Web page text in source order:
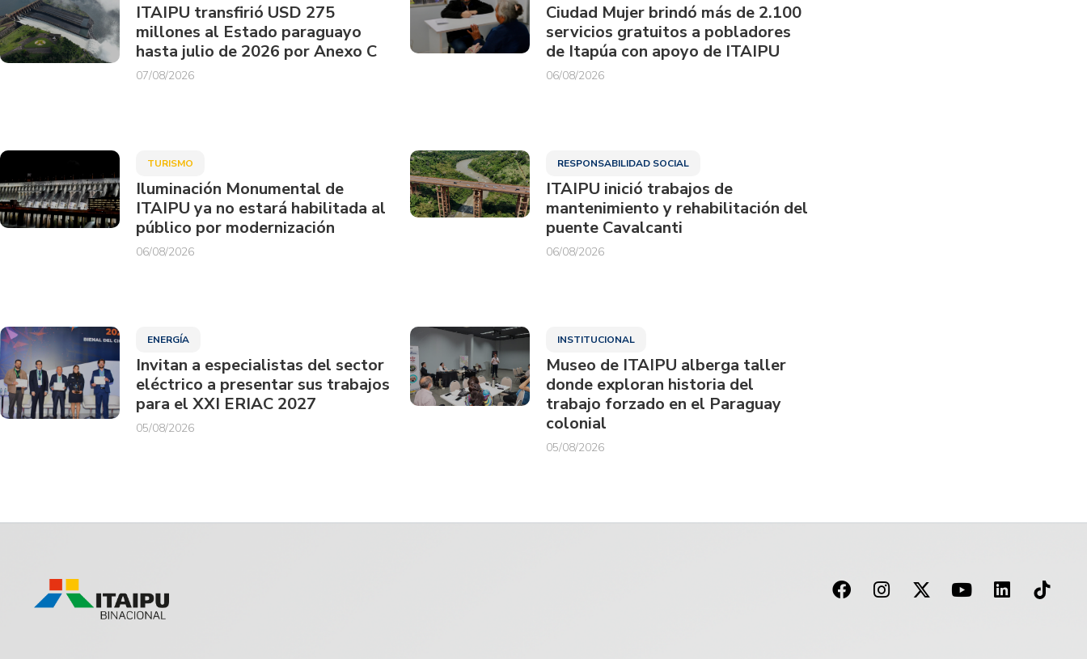
ITAIPU transfirió USD 275
millones al Estado paraguayo
hasta julio de 2026 por Anexo C
07/08/2026
Ciudad Mujer brindó más de 2.100
servicios gratuitos a pobladores
de Itapúa con apoyo de ITAIPU
06/08/2026
TURISMO
Iluminación Monumental de
ITAIPU ya no estará habilitada al
público por modernización
06/08/2026
RESPONSABILIDAD SOCIAL
ITAIPU inició trabajos de
mantenimiento y rehabilitación del
puente Cavalcanti
06/08/2026
ENERGÍA
Invitan a especialistas del sector
eléctrico a presentar sus trabajos
para el XXI ERIAC 2027
05/08/2026
INSTITUCIONAL
Museo de ITAIPU alberga taller
donde exploran historia del
trabajo forzado en el Paraguay
colonial
05/08/2026